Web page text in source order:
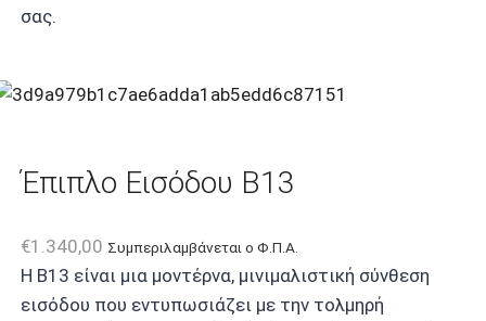
σας.
Έπιπλο Εισόδου B13
€1.340,00 Συμπεριλαμβάνεται ο Φ.Π.Α.
Η B13 είναι μια μοντέρνα, μινιμαλιστική σύνθεση
εισόδου που εντυπωσιάζει με την τολμηρή